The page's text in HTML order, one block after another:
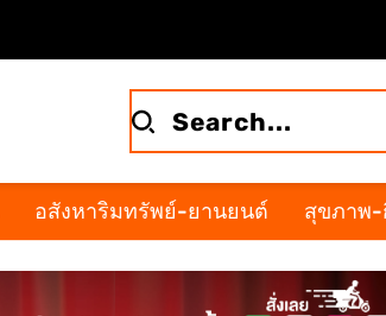
อสังหาริมทรัพย์-ยานยนต์ สุขภาพ-